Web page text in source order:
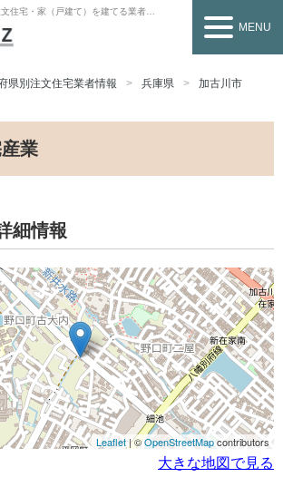
宅・家（戸建て）を建てる業者を探すなら
MENU
県別注文住宅業者情報 兵庫県 加古川市
業
細情報
Leaflet | ©OpenStreetMapcontributors
大きな地図で見る